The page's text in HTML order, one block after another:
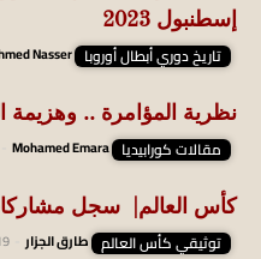
إسطنبول 2023
تاريخ دوري أبطال أوروبا Nasser
نظرية المؤامرة .. وهزيمة
مقالات كورابيديا Mohamed Emara
كأس العالم| سجل
توثيقي كأس العالم طارق الجزار